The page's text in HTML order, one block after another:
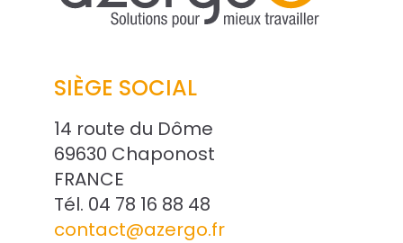
SIÈGE SOCIAL
14 route du Dôme
69630 Chaponost
FRANCE
Tél. 04 78 16 88 48
contact@azergo.fr